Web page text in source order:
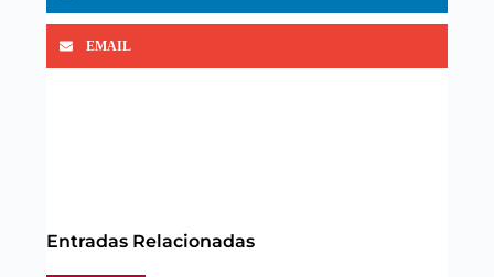
EMAIL
Entradas Relacionadas